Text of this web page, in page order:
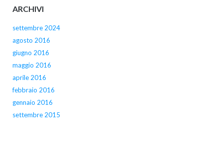
ARCHIVI
settembre 2024
agosto 2016
giugno 2016
maggio 2016
aprile 2016
febbraio 2016
gennaio 2016
settembre 2015